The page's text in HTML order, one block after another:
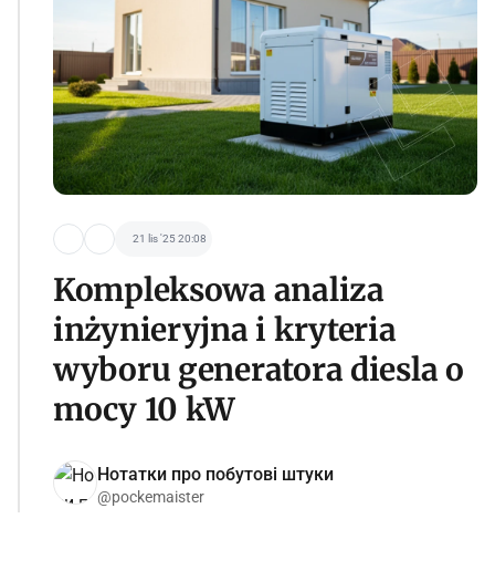
21 lis '25 20:08
Kompleksowa analiza
inżynieryjna i kryteria
wyboru generatora diesla o
mocy 10 kW
Нотатки про побутові штуки
@pockemaister